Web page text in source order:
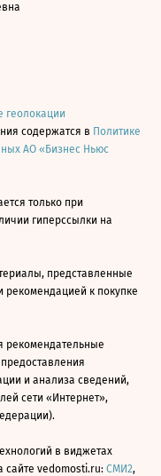
геолокации
содержатся в Политике
АО «Бизнес Ньюс
только при
гиперссылки на
представленные
рекомендацией к покупке
рекомендательные
и анализа сведений,
сети «Интернет»,
в виджетах
vedomosti.ru: СМИ2,